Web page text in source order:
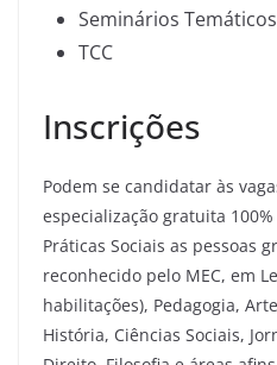
Seminários Temáticos
TCC
Inscrições
Podem se candidatar às
especialização gratuita
Práticas Sociais as pessoas
reconhecido pelo MEC, em
habilitações), Pedagogia,
História, Ciências Sociais,